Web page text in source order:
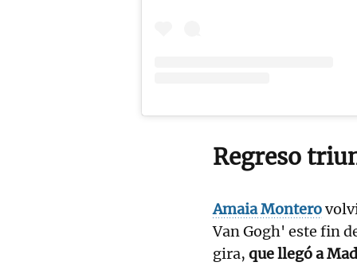
Regreso
Amaia Montero
Van Gogh' este fin
gira, que llegó a